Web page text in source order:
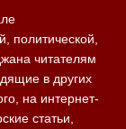
политической,
читателям
в других
на интернет-
статьи,